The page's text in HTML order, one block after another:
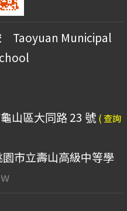
Taoyuan Municipal
山區大同路 23 號 ( 查詢
市立壽山高級中等學